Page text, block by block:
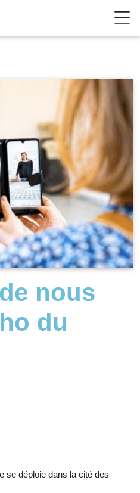
nous
du
se déploie dans la cité des